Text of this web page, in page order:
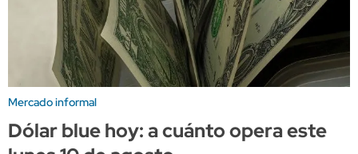
Mercado informal
Dólar blue hoy: a cuánto opera este